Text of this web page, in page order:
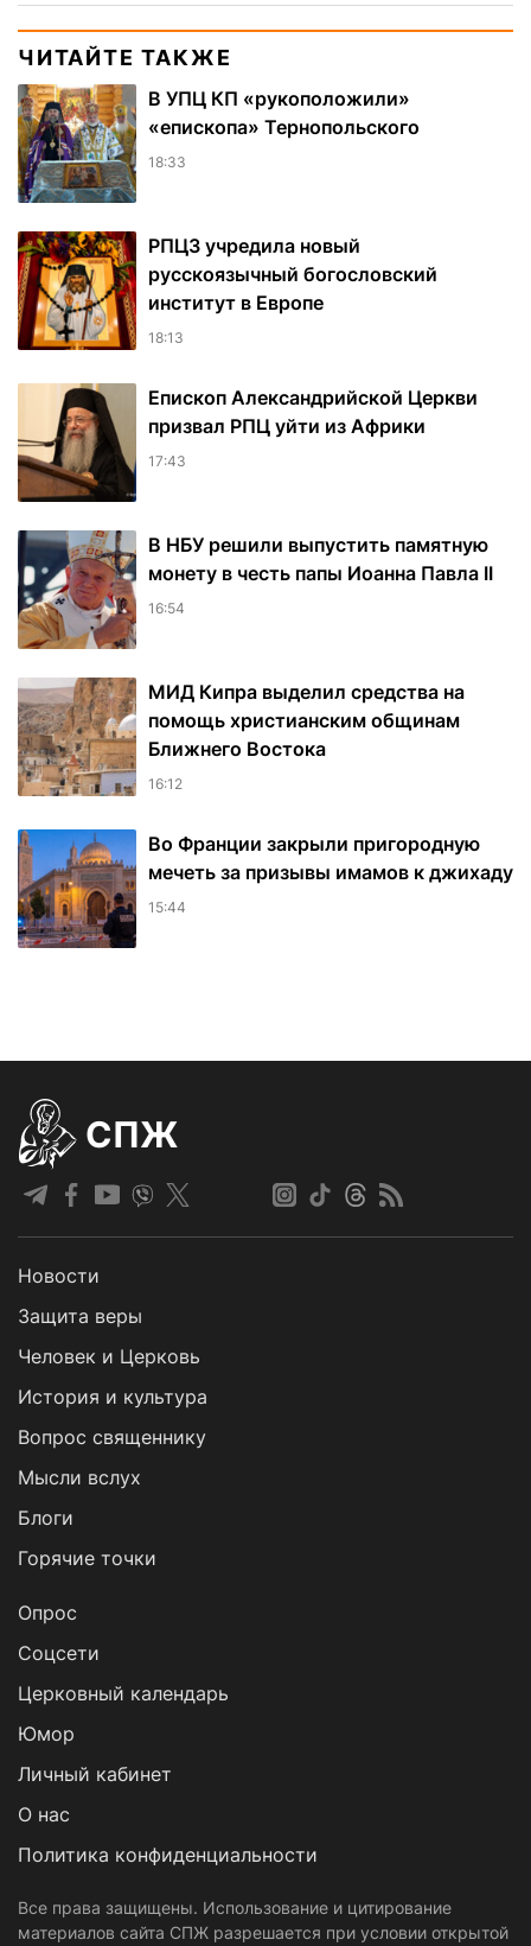
ЧИТАЙТЕ ТАКЖЕ
В УПЦ КП «рукоположили»
«епископа» Тернопольского
18:33
РПЦЗ учредила новый
русскоязычный богословский
институт в Европе
18:13
Епископ Александрийской Церкви
призвал РПЦ уйти из Африки
17:43
В НБУ решили выпустить памятную
монету в честь папы Иоанна Павла II
16:54
МИД Кипра выделил средства на
помощь христианским общинам
Ближнего Востока
16:12
Во Франции закрыли пригородную
мечеть за призывы имамов к джихаду
15:44
СПЖ
Новости
Защита веры
Человек и Церковь
История и культура
Вопрос священнику
Мысли вслух
Блоги
Горячие точки
Опрос
Cоцсети
Церковный календарь
Юмор
Личный кабинет
О нас
Политика конфиденциальности
Все права защищены. Использование и цитирование
материалов сайта СПЖ разрешается при условии открытой